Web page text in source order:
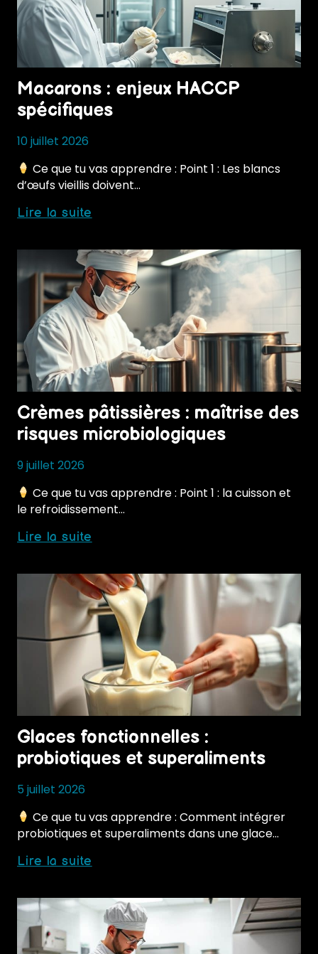
Macarons : enjeux HACCP
spécifiques
10 juillet 2026
Ce que tu vas apprendre : Point 1 : Les blancs
d’œufs vieillis doivent…
Lire la suite
HACCP
spécifiques
Crèmes pâtissières : maîtrise des
risques microbiologiques
9 juillet 2026
Ce que tu vas apprendre : Point 1 : la cuisson et
le refroidissement…
Lire la suite
maîtrise
des
risques
microbiologiques
Glaces fonctionnelles :
probiotiques et superaliments
5 juillet 2026
Ce que tu vas apprendre : Comment intégrer
probiotiques et superaliments dans une glace…
Lire la suite
probiotiques
et
superaliments